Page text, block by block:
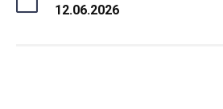
12.06.2026